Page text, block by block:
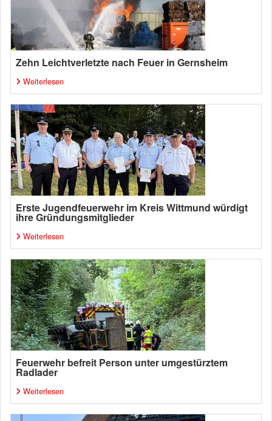
Zehn Leichtverletzte nach Feuer in Gernsheim
Weiterlesen
Erste Jugendfeuerwehr im Kreis Wittmund würdigt
ihre Gründungsmitglieder
Weiterlesen
Feuerwehr befreit Person unter umgestürztem
Radlader
Weiterlesen